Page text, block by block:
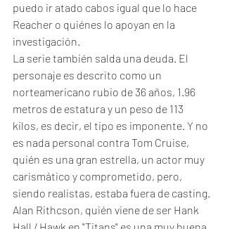
puedo ir atado cabos igual que lo hace
Reacher o quiénes lo apoyan en la
investigación.
La serie también salda una deuda. El
personaje es descrito como un
norteamericano rubio de 36 años, 1.96
metros de estatura y un peso de 113
kilos, es decir, el tipo es imponente. Y no
es nada personal contra Tom Cruise,
quién es una gran estrella, un actor muy
carismático y comprometido, pero,
siendo realistas, estaba fuera de casting.
Alan Rithcson, quién viene de ser Hank